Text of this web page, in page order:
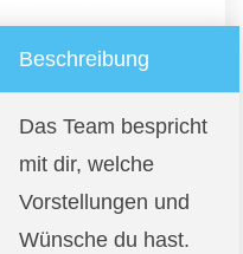
Beschreibung
Das Team bespricht
mit dir, welche
Vorstellungen und
Wünsche du hast.